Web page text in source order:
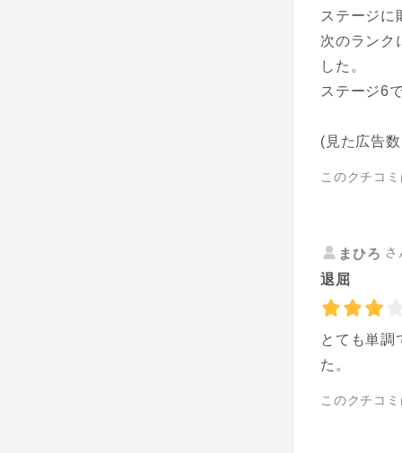
ステージに
次のランク
した。
ステージ6
(見た広告
このクチコ
まひろ
退屈
とても単調
た。
このクチコ